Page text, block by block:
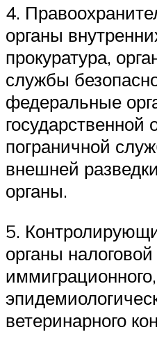
4.
органы
прокуратура,
службы
федеральные
государственной
пограничной
внешней
органы.
5.
органы
ветеринарного